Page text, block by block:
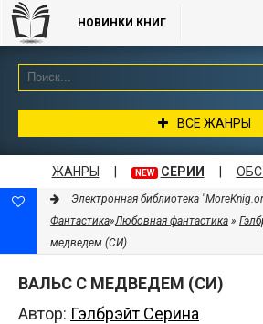
НОВИНКИ КНИГ
ВСЕ ЖАНРЫ
ЖАНРЫ NEW СЕРИИ
Электронная библиотека
Фантастика»Любовная фантастика »
медведем (СИ)
ВАЛЬС С МЕДВЕДЕМ (СИ)
Автор: Гэлбрэйт Серина